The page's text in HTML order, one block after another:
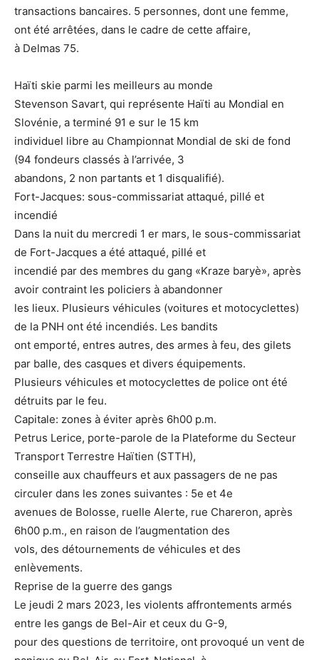
transactions bancaires. 5 personnes, dont une femme,
ont été arrêtées, dans le cadre de cette affaire,
à Delmas 75.
Haïti skie parmi les meilleurs au monde
Stevenson Savart, qui représente Haïti au Mondial en
Slovénie, a terminé 91 e sur le 15 km
individuel libre au Championnat Mondial de ski de fond
(94 fondeurs classés à l’arrivée, 3
abandons, 2 non partants et 1 disqualifié).
Fort-Jacques: sous-commissariat attaqué, pillé et
incendié
Dans la nuit du mercredi 1 er mars, le sous-commissariat
de Fort-Jacques a été attaqué, pillé et
incendié par des membres du gang «Kraze baryè», après
avoir contraint les policiers à abandonner
les lieux. Plusieurs véhicules (voitures et motocyclettes)
de la PNH ont été incendiés. Les bandits
ont emporté, entres autres, des armes à feu, des gilets
par balle, des casques et divers équipements.
Plusieurs véhicules et motocyclettes de police ont été
détruits par le feu.
Capitale: zones à éviter après 6h00 p.m.
Petrus Lerice, porte-parole de la Plateforme du Secteur
Transport Terrestre Haïtien (STTH),
conseille aux chauffeurs et aux passagers de ne pas
circuler dans les zones suivantes : 5e et 4e
avenues de Bolosse, ruelle Alerte, rue Chareron, après
6h00 p.m., en raison de l’augmentation des
vols, des détournements de véhicules et des
enlèvements.
Reprise de la guerre des gangs
Le jeudi 2 mars 2023, les violents affrontements armés
entre les gangs de Bel-Air et ceux du G-9,
pour des questions de territoire, ont provoqué un vent de